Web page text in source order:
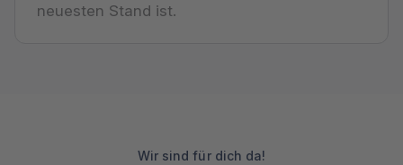
neuesten Stand ist.
Wir sind für dich da!